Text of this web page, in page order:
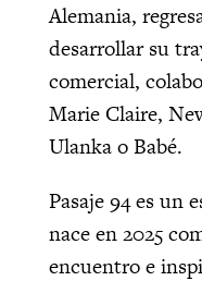
Alemania,
desarrollar su
comercial,
Marie Claire,
Ulanka o Babé.
Pasaje 94 es un
nace en 2025
encuentro e